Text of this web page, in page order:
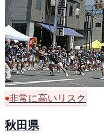
非常に高いリスク
秋田県